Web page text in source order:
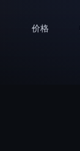
价格